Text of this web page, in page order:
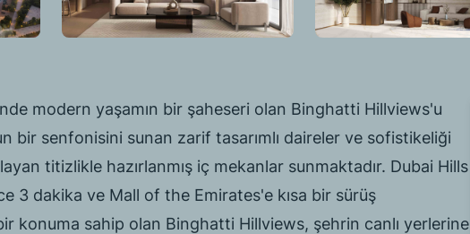
modern yaşamın bir şaheseri olan Binghatti Hillviews'u
bir senfonisini sunan zarif tasarımlı daireler ve sofistikeliği
titizlikle hazırlanmış iç mekanlar sunmaktadır. Dubai Hills
3 dakika ve Mall of the Emirates'e kısa bir sürüş
konuma sahip olan Binghatti Hillviews, şehrin canlı yerlerine